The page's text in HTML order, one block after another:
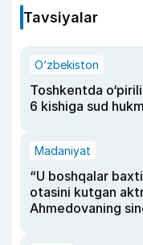
Tavsiyalar
O‘zbekiston
Toshkentda
6 kishiga sud
Madaniyat
“U boshqalar
otasini kutgan
Ahmedovaning